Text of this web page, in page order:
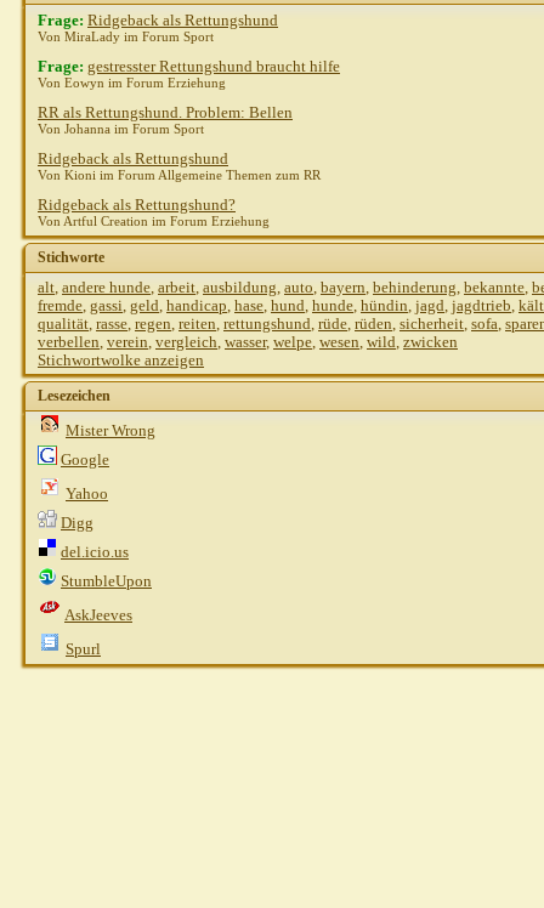
Frage: Ridgeback als Rettungshund
Von MiraLady im Forum Sport
Frage: gestresster Rettungshund braucht hilfe
Von Eowyn im Forum Erziehung
RR als Rettungshund. Problem: Bellen
Von Johanna im Forum Sport
Ridgeback als Rettungshund
Von Kioni im Forum Allgemeine Themen zum RR
Ridgeback als Rettungshund?
Von Artful Creation im Forum Erziehung
Stichworte
alt, andere hunde, arbeit, ausbildung, auto, bayern, behinderung, bekannte,
fremde, gassi, geld, handicap, hase, hund, hunde, hündin, jagd, jagdtrieb,
qualität, rasse, regen, reiten, rettungshund, rüde, rüden, sicherheit, sofa,
verbellen, verein, vergleich, wasser, welpe, wesen, wild, zwicken
Stichwortwolke anzeigen
Lesezeichen
Mister Wrong
Google
Yahoo
Digg
del.icio.us
StumbleUpon
AskJeeves
Spurl